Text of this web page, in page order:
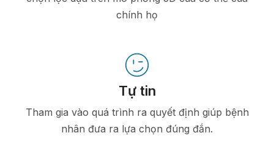
chính họ
Tự tin
Tham gia vào quá trình ra quyết định giúp bệnh
nhân đưa ra lựa chọn đúng đắn.